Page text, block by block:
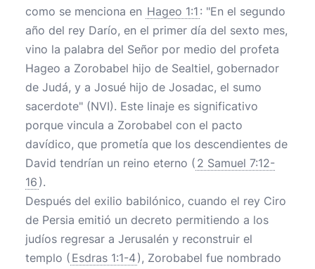
como se menciona en Hageo 1:1 : "En el segundo
año del rey Darío, en el primer día del sexto mes,
vino la palabra del Señor por medio del profeta
Hageo a Zorobabel hijo de Sealtiel, gobernador
de Judá, y a Josué hijo de Josadac, el sumo
sacerdote" (NVI). Este linaje es significativo
porque vincula a Zorobabel con el pacto
davídico, que prometía que los descendientes de
David tendrían un reino eterno ( 2 Samuel 7:12-
16 ).
Después del exilio babilónico, cuando el rey Ciro
de Persia emitió un decreto permitiendo a los
judíos regresar a Jerusalén y reconstruir el
templo ( Esdras 1:1-4), Zorobabel fue nombrado